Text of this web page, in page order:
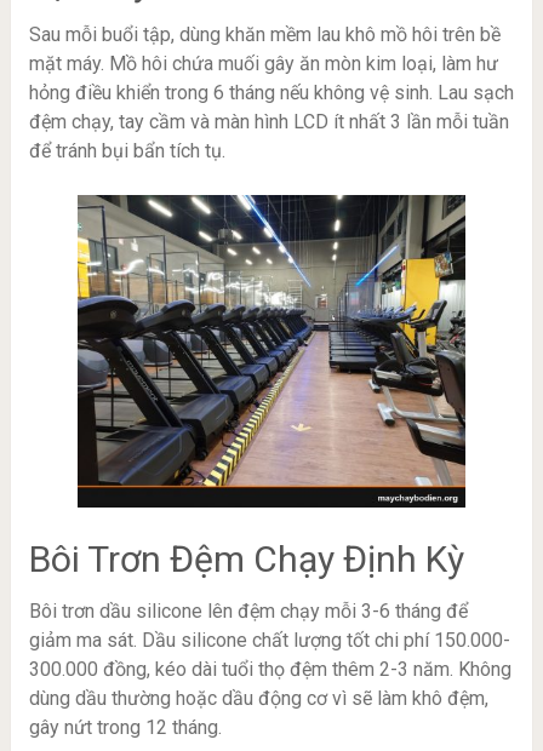
Sau mỗi buổi tập, dùng khăn mềm lau khô mồ hôi trên bề
mặt máy. Mồ hôi chứa muối gây ăn mòn kim loại, làm hư
hỏng điều khiển trong 6 tháng nếu không vệ sinh. Lau sạch
đệm chạy, tay cầm và màn hình LCD ít nhất 3 lần mỗi tuần
để tránh bụi bẩn tích tụ.
Bôi Trơn Đệm Chạy Định Kỳ
Bôi trơn dầu silicone lên đệm chạy mỗi 3-6 tháng để
giảm ma sát. Dầu silicone chất lượng tốt chi phí 150.000-
300.000 đồng, kéo dài tuổi thọ đệm thêm 2-3 năm. Không
dùng dầu thường hoặc dầu động cơ vì sẽ làm khô đệm,
gây nứt trong 12 tháng.